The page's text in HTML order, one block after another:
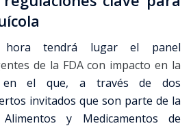
hora tendrá lugar el panel
de la FDA con impacto en la
en el que, a través de dos
invitados que son parte de la
y Medicamentos de